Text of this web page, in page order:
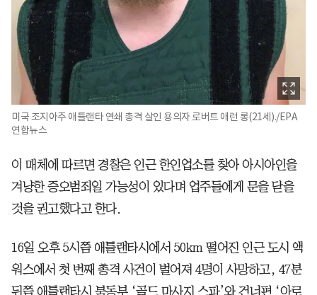
미국 조지아주 애틀랜타 연쇄 총격 살인 용의자 로버트 애런 롱(21세)./EPA
연합뉴스
이 매체에 따르면 경찰은 인근 한인업소를 찾아 아시아인을
겨냥한 증오범죄일 가능성이 있다며 업주들에게 문을 닫을
것을 권고했다고 한다.
16일 오후 5시쯤 애틀랜타시에서 50km 떨어진 인근 도시 액
워스에서 첫 번째 총격 사건이 벌어져 4명이 사망하고, 47분
뒤쯤 애틀랜타시 북동부 ‘골드 마사지 스파’와 건너편 ‘아로